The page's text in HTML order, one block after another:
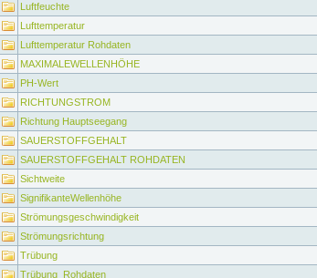
Luftfeuchte
Lufttemperatur
Lufttemperatur Rohdaten
MAXIMALEWELLENHÖHE
PH-Wert
RICHTUNGSTROM
Richtung Hauptseegang
SAUERSTOFFGEHALT
SAUERSTOFFGEHALT ROHDATEN
Sichtweite
SignifikanteWellenhöhe
Strömungsgeschwindigkeit
Strömungsrichtung
Trübung
Trübung_Rohdaten